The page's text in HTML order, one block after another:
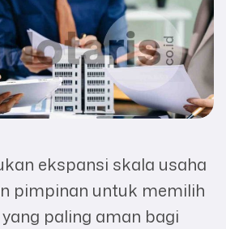
ekspansi skala usaha
pimpinan untuk memilih
paling aman bagi